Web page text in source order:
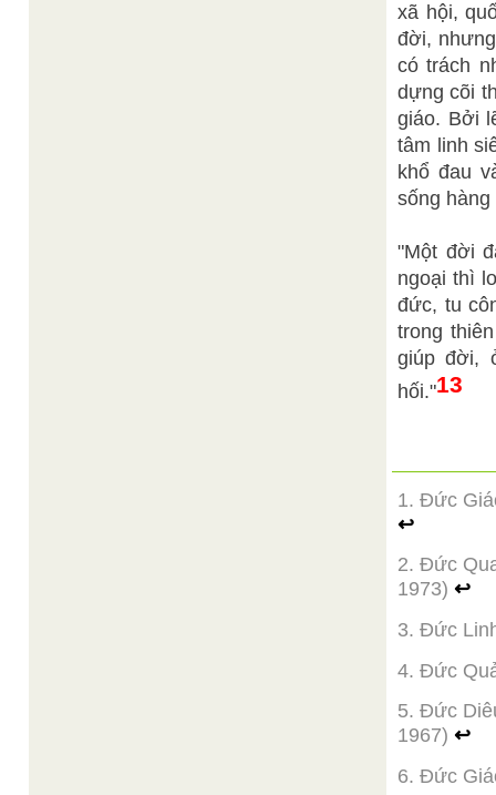
xã hội,
đời,
có trách
dựng cõi
giáo. Bởi
tâm linh
khổ đau
sống
"Một đời
ngoại thì
đức, tu
trong
giúp đời,
hối."13
1. Đức
↩
2. Đức
1973) ↩
3. Đức
4. Đức
5. Đức
1967) ↩
6. Đức